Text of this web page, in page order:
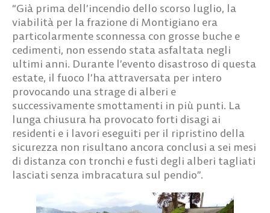
“Già prima dell’incendio dello scorso luglio, la
viabilità per la frazione di Montigiano era
particolarmente sconnessa con grosse buche e
cedimenti, non essendo stata asfaltata negli
ultimi anni. Durante l’evento disastroso di questa
estate, il fuoco l’ha attraversata per intero
provocando una strage di alberi e
successivamente smottamenti in più punti. La
lunga chiusura ha provocato forti disagi ai
residenti e i lavori eseguiti per il ripristino della
sicurezza non risultano ancora conclusi a sei mesi
di distanza con tronchi e fusti degli alberi tagliati
lasciati senza imbracatura sul pendio”.